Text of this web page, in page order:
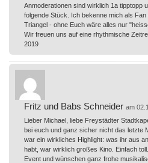
Anmoderationen sind wirklich 1a tipptopp
folgende Stück. Ich bekenne mich als
Triangel - ohne Euch wäre alles nur
Wir freuen uns auf eine rhythmische
2019
Fritz und Babs Schneider am
Lieber Michael, liebe Freystädter
bei euch und ganz sicher nicht das letzte
war ein wirkliches Highlight: was ihr aus
habt, war wirklich großes Kino. Einfach
Event und wünschen ganz frohe